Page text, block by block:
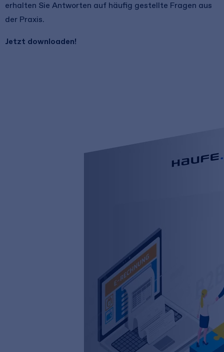
erhalten Sie Antworten auf häufig gestellte Fragen aus
der Praxis.
Jetzt downloaden!